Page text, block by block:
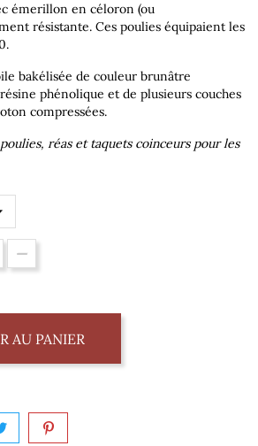
émerillon en céloron (ou
résistante. Ces poulies équipaient les
bakélisée de couleur brunâtre
phénolique et de plusieurs couches
compressées.
réas et taquets coinceurs pour les
AU PANIER